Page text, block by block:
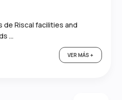
de Riscal facilities and
...
VER MÁS +